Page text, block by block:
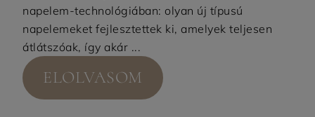
napelem-technológiában: olyan új típusú
napelemeket fejlesztettek ki, amelyek teljesen
átlátszóak, így akár ...
ELOLVASOM